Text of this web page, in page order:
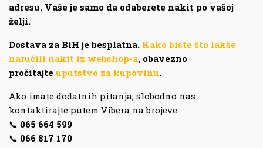
adresu. Vaše je samo da odaberete nakit po vašoj
želji.
Dostava za BiH je besplatna. Kako biste što lakše
naručili nakit iz webshop-a, obavezno
pročitajte uputstvo za kupovinu.
Ako imate dodatnih pitanja, slobodno nas
kontaktirajte putem Vibera na brojeve:
📞 065 664 599
📞 066 817 170